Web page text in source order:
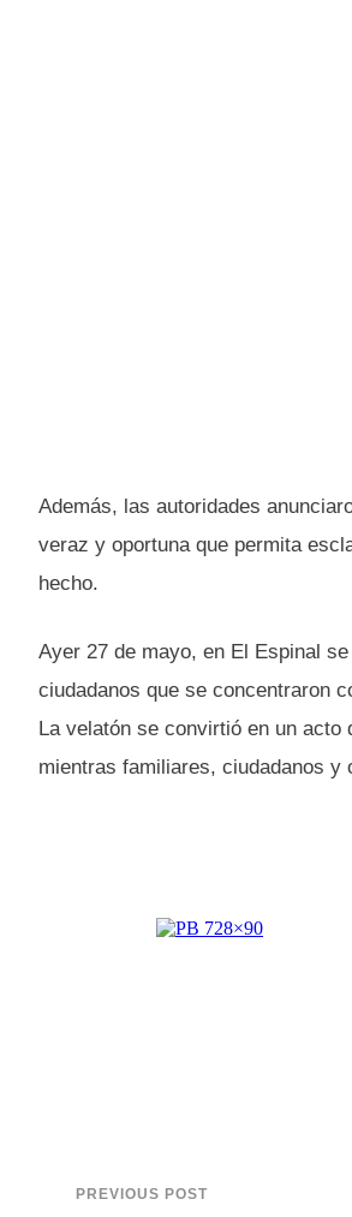
Además, las autoridades
veraz y oportuna que permita
hecho.
Ayer 27 de mayo, en El Espinal
ciudadanos que se concentraron
La velatón se convirtió en un
mientras familiares, ciudadanos y
PREVIOUS POST